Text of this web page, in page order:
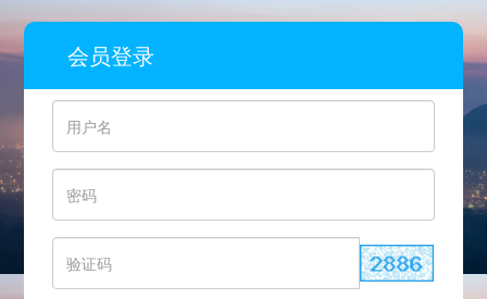
会员登录